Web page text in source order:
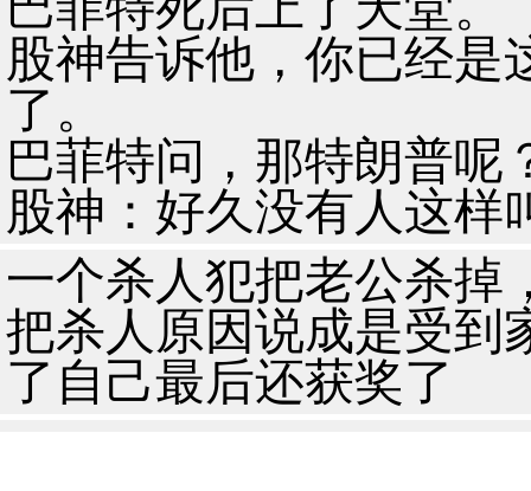
股神告诉他，你已经是
了。
巴菲特问，那特朗普呢
股神：好久没有人这样
一个杀人犯把老公杀掉
把杀人原因说成是受到
了自己最后还获奖了